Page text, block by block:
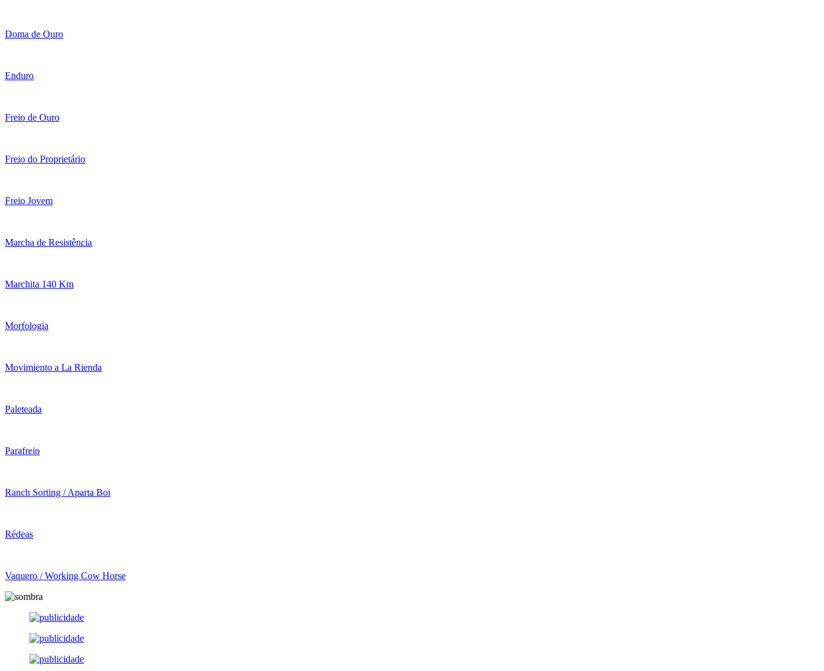
Doma de Ouro
Enduro
Freio de Ouro
Freio do Proprietário
Freio Jovem
Marcha de Resistência
Marchita 140 Km
Morfologia
Movimiento a La Rienda
Paleteada
Parafreio
Ranch Sorting / Aparta Boi
Rédeas
Vaquero / Working Cow Horse